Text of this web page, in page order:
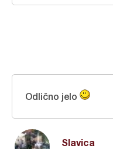
Slavica
Odlično jelo